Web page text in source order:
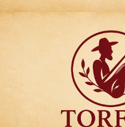
Articulos para
Regalo Torfer.